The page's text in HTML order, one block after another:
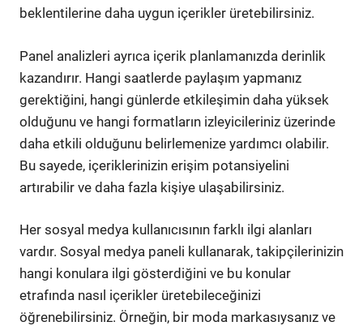
beklentilerine daha uygun içerikler üretebilirsiniz.
Panel analizleri ayrıca içerik planlamanızda derinlik
kazandırır. Hangi saatlerde paylaşım yapmanız
gerektiğini, hangi günlerde etkileşimin daha yüksek
olduğunu ve hangi formatların izleyicileriniz üzerinde
daha etkili olduğunu belirlemenize yardımcı olabilir.
Bu sayede, içeriklerinizin erişim potansiyelini
artırabilir ve daha fazla kişiye ulaşabilirsiniz.
Her sosyal medya kullanıcısının farklı ilgi alanları
vardır. Sosyal medya paneli kullanarak, takipçilerinizin
hangi konulara ilgi gösterdiğini ve bu konular
etrafında nasıl içerikler üretebileceğinizi
öğrenebilirsiniz. Örneğin, bir moda markasıysanız ve